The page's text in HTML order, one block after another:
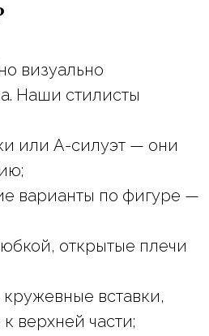
визуально
Наши стилисты
или А-силуэт — они
варианты по фигуре —
открытые плечи
вставки,
верхней части;